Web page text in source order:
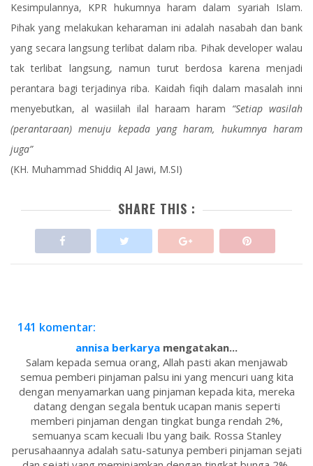
Kesimpulannya, KPR hukumnya haram dalam syariah Islam.
Pihak yang melakukan keharaman ini adalah nasabah dan bank
yang secara langsung terlibat dalam riba. Pihak developer walau
tak terlibat langsung, namun turut berdosa karena menjadi
perantara bagi terjadinya riba. Kaidah fiqih dalam masalah inni
menyebutkan, al wasiilah ilal haraam haram “Setiap wasilah
(perantaraan) menuju kepada yang haram, hukumnya haram
juga”
(KH. Muhammad Shiddiq Al Jawi, M.SI)
SHARE THIS :
141 komentar:
annisa berkarya mengatakan...
Salam kepada semua orang, Allah pasti akan menjawab
semua pemberi pinjaman palsu ini yang mencuri uang kita
dengan menyamarkan uang pinjaman kepada kita, mereka
datang dengan segala bentuk ucapan manis seperti
memberi pinjaman dengan tingkat bunga rendah 2%,
semuanya scam kecuali Ibu yang baik. Rossa Stanley
perusahaannya adalah satu-satunya pemberi pinjaman sejati